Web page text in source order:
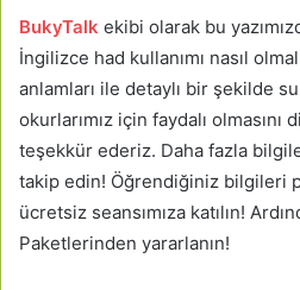
BukyTalk ekibi olarak bu
İngilizce had kullanımı nasıl
anlamları ile detaylı bir şekilde
okurlarımız için faydalı
teşekkür ederiz. Daha fazla
takip edin! Öğrendiğiniz bilgileri
ücretsiz seansımıza katılın!
Paketlerinden yararlanın!